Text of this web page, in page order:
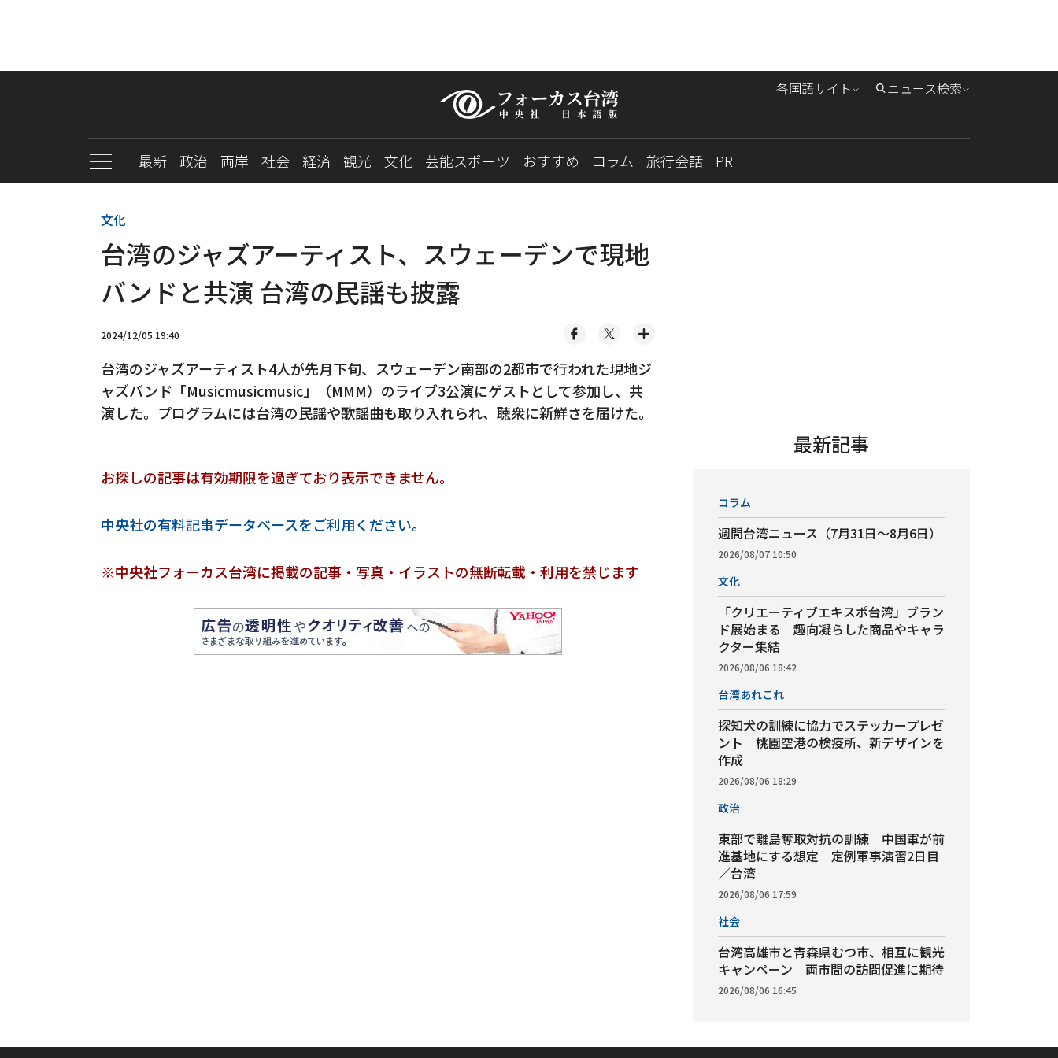
各国語サイト ニュース検索
最新 政治 両岸 社会 経済 観光 文化 芸能スポーツ おすすめ コラム 旅行会話 PR
文化
台湾のジャズアーティスト、スウェーデンで現地
バンドと共演 台湾の民謡も披露
2024/12/05 19:40
台湾のジャズアーティスト4人が先月下旬、スウェーデン南部の2都市で行われた現地ジ
ャズバンド「Musicmusicmusic」（MMM）のライブ3公演にゲストとして参加し、共
演した。プログラムには台湾の民謡や歌謡曲も取り入れられ、聴衆に新鮮さを届けた。
お探しの記事は有効期限を過ぎており表示できません。
中央社の有料記事データベースをご利用ください。
※中央社フォーカス台湾に掲載の記事・写真・イラストの無断転載・利用を禁じます
最新記事
コラム
週間台湾ニュース（7月31日～8月6日）
2026/08/07 10:50
文化
「クリエーティブエキスポ台湾」ブラン
ド展始まる 趣向凝らした商品やキャラ
クター集結
2026/08/06 18:42
台湾あれこれ
探知犬の訓練に協力でステッカープレゼ
ント 桃園空港の検疫所、新デザインを
作成
2026/08/06 18:29
政治
東部で離島奪取対抗の訓練 中国軍が前
進基地にする想定 定例軍事演習2日目
／台湾
2026/08/06 17:59
社会
台湾高雄市と青森県むつ市、相互に観光
キャンペーン 両市間の訪問促進に期待
2026/08/06 16:45